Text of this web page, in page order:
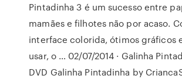
Pintadinha 3 é um sucesso entre
mamães e filhotes não por acaso.
interface colorida, ótimos gráficos
usar, o … 02/07/2014 · Galinha
DVD Galinha Pintadinha by